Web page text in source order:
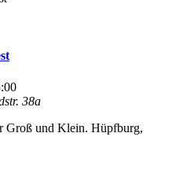
38a
Groß und Klein. Hüpfburg,